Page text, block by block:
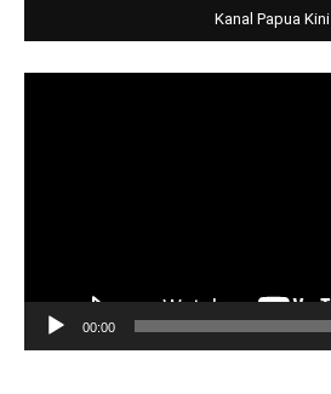
Kanal Papua Kini
00:00